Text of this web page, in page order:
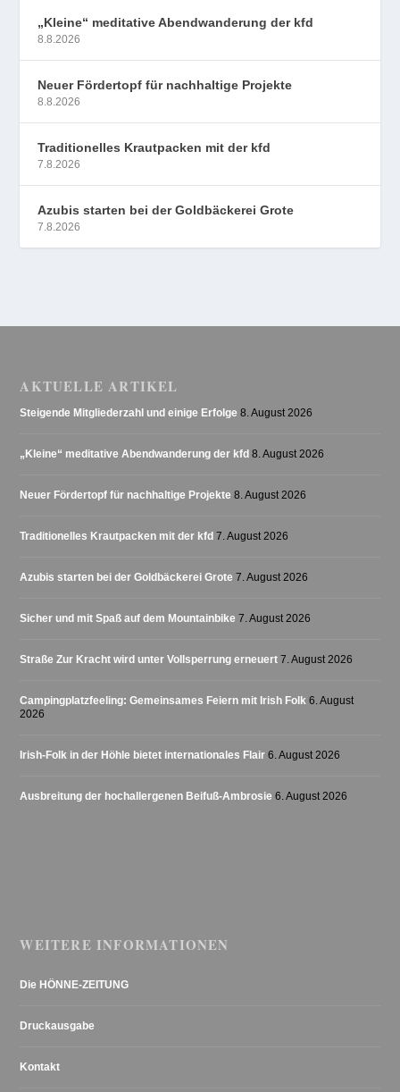
„Kleine“ meditative Abendwanderung der kfd
8.8.2026
Neuer Fördertopf für nachhaltige Projekte
8.8.2026
Traditionelles Krautpacken mit der kfd
7.8.2026
Azubis starten bei der Goldbäckerei Grote
7.8.2026
AKTUELLE ARTIKEL
Steigende Mitgliederzahl und einige Erfolge 8. August 2026
„Kleine“ meditative Abendwanderung der kfd 8. August 2026
Neuer Fördertopf für nachhaltige Projekte 8. August 2026
Traditionelles Krautpacken mit der kfd 7. August 2026
Azubis starten bei der Goldbäckerei Grote 7. August 2026
Sicher und mit Spaß auf dem Mountainbike 7. August 2026
Straße Zur Kracht wird unter Vollsperrung erneuert 7. August 2026
Campingplatzfeeling: Gemeinsames Feiern mit Irish Folk 6. August
2026
Irish-Folk in der Höhle bietet internationales Flair 6. August 2026
Ausbreitung der hochallergenen Beifuß-Ambrosie 6. August 2026
WEITERE INFORMATIONEN
Die HÖNNE-ZEITUNG
Druckausgabe
Kontakt